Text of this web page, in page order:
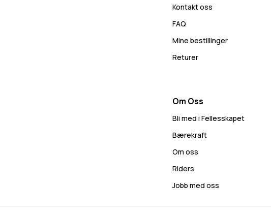
Kontakt oss
FAQ
Mine bestillinger
Returer
Om Oss
Bli med i Fellesskapet
Bærekraft
Om oss
Riders
Jobb med oss